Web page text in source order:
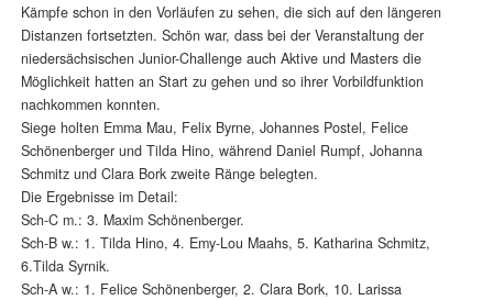
Kämpfe schon in den Vorläufen zu sehen, die sich auf den längeren
Distanzen fortsetzten. Schön war, dass bei der Veranstaltung der
niedersächsischen Junior-Challenge auch Aktive und Masters die
Möglichkeit hatten an Start zu gehen und so ihrer Vorbildfunktion
nachkommen konnten.
Siege holten Emma Mau, Felix Byrne, Johannes Postel, Felice
Schönenberger und Tilda Hino, während Daniel Rumpf, Johanna
Schmitz und Clara Bork zweite Ränge belegten.
Die Ergebnisse im Detail:
Sch-C m.: 3. Maxim Schönenberger.
Sch-B w.: 1. Tilda Hino, 4. Emy-Lou Maahs, 5. Katharina Schmitz,
6.Tilda Syrnik.
Sch-A w.: 1. Felice Schönenberger, 2. Clara Bork, 10. Larissa